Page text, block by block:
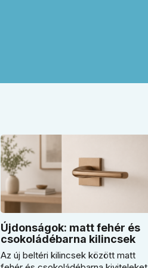
Újdonságok: matt fehér és
csokoládébarna kilincsek
Az új beltéri kilincsek között matt